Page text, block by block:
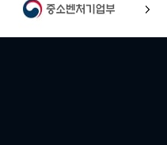
다
음